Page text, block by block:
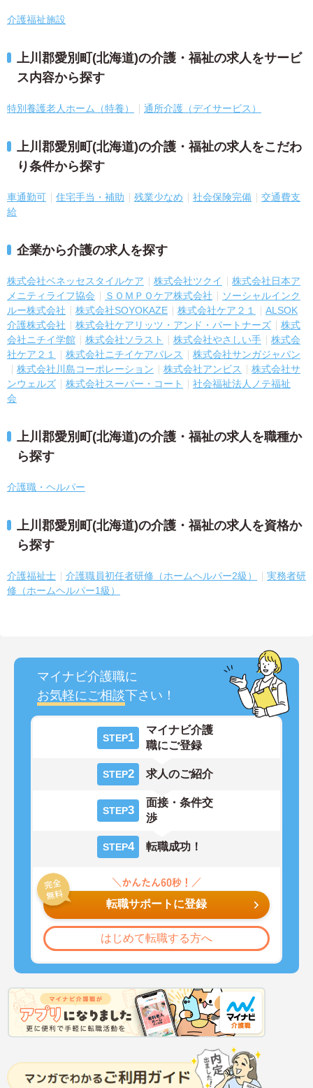
介護福祉施設
上川郡愛別町(北海道)の介護・福祉の求人をサービ
ス内容から探す
特別養護老人ホーム（特養） 通所介護（デイサービス）
上川郡愛別町(北海道)の介護・福祉の求人をこだわ
り条件から探す
車通勤可 住宅手当・補助 残業少なめ 社会保険完備
交通費支
給
企業から介護の求人を探す
株式会社ベネッセスタイルケア 株式会社ツクイ
株式会社日本ア
メニティライフ協会
ＳＯＭＰＯケア株式会社
ソーシャルインク
ルー株式会社
株式会社SOYOKAZE 株式会社ケア２１
ALSOK
介護株式会社
株式会社ケアリッツ・アンド・パートナーズ
株式
会社ニチイ学館
株式会社ソラスト 株式会社やさしい手
株式会
社ケア２１
株式会社ニチイケアパレス
株式会社サンガジャパン
株式会社川島コーポレーション
株式会社アンビス
株式会社サ
ンウェルズ
株式会社スーパー・コート
社会福祉法人ノテ福祉
会
上川郡愛別町(北海道)の介護・福祉の求人を職種か
ら探す
介護職・ヘルパー
上川郡愛別町(北海道)の介護・福祉の求人を資格か
ら探す
介護福祉士 介護職員初任者研修（ホームヘルパー2級）
実務者研
修（ホームヘルパー1級）
マイナビ介護職に
お気軽にご相談下さい！
STEP1
マイナビ介護
職にご登録
STEP2 求人のご紹介
STEP3
面接・条件交
渉
STEP4 転職成功！
転職サポートに登録
はじめて転職する方へ